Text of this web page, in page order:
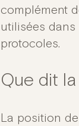
complément
utilisées dans
protocoles.
Que dit
La position